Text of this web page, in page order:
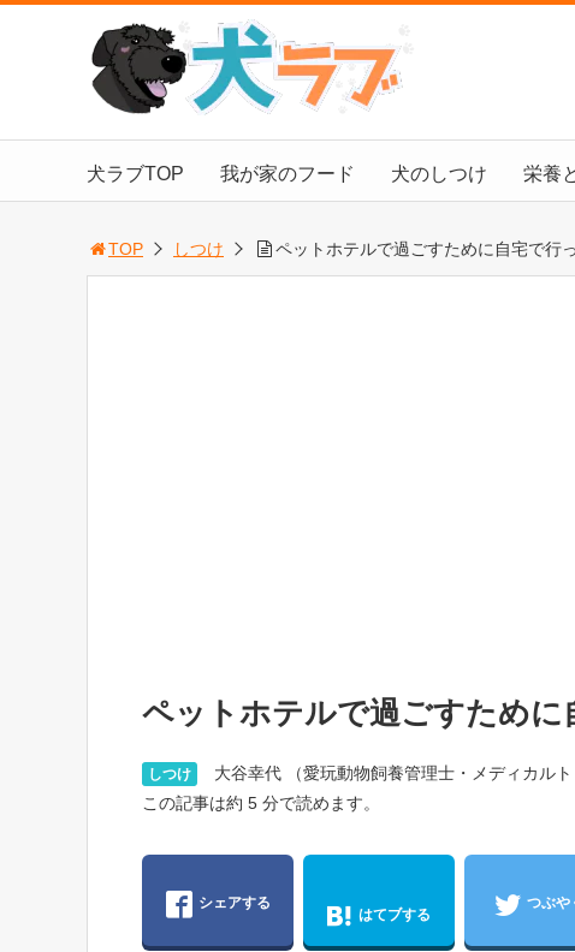
犬ラブTOP 我が家のフード 犬のしつけ 栄養
TOP しつけ ペットホテルで過ごすために自宅で行
ペットホテルで過ごすため
しつけ
大谷幸代 （愛玩動物飼養管理士・メディカルト
この記事は約 5 分で読めます。
シェアする
はてブする
つぶや